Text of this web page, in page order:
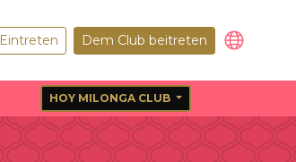
Eintreten Dem Club beitreten
HOY MILONGA CLUB